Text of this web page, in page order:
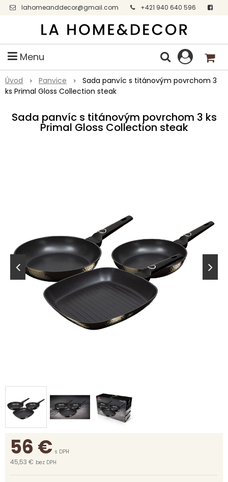
lahomeanddecor@gmail.com
+421 940 640 596
Facebook
Menu
Úvod Panvice
Sada panvíc s titánovým povrchom 3
ks Primal Gloss Collection steak
Sada panvíc s titánovým povrchom 3 ks
Primal Gloss Collection steak
56 € s DPH
45,53 € bez DPH